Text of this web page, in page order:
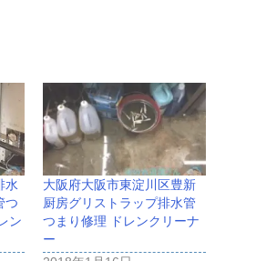
水
つ
ン
大阪府大阪市東淀川区豊新
厨房グリストラップ排水管
つまり修理 ドレンクリーナ
ー